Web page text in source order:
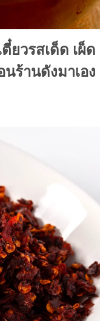
ยวรสเด็ด เผ็ด
ร้านดังมาเอง